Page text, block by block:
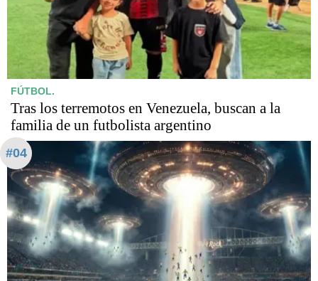
FÚTBOL.
Tras los terremotos en Venezuela, buscan a la
familia de un futbolista argentino
#04